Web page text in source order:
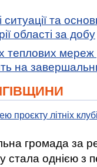
та
області за добу
теплових мереж
на
проєкту літніх
громада за
стала однією